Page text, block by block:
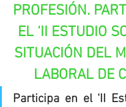
PROFESIÓN.
EL ‘II ESTUDIO
SITUACIÓN DEL
LABORAL DE
Participa en el ‘II